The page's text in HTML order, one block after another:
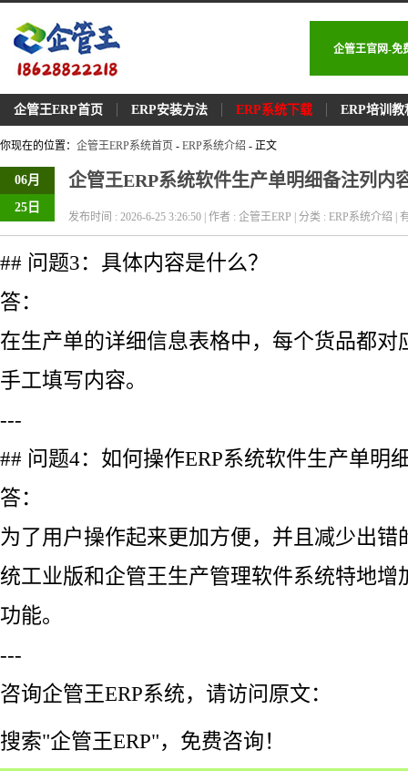
企管王官网-免
企管王ERP首页 ERP安装方法 ERP系统下载 ERP培训教
你现在的位置： 企管王ERP系统首页 - ERP系统介绍 - 正文
06月
25日
企管王ERP系统软件生产单明细备注列内
发布时间 : 2026-6-25 3:26:50 | 作者 : 企管王ERP | 分类 : ERP系统介绍 |
## 问题3：具体内容是什么？
答：
在生产单的详细信息表格中，每个货品都对
手工填写内容。
---
## 问题4：如何操作ERP系统软件生产单明
答：
为了用户操作起来更加方便，并且减少出错
统工业版和企管王生产管理软件系统特地增
功能。
---
咨询企管王ERP系统，请访问原文：
搜索"企管王ERP"，免费咨询！